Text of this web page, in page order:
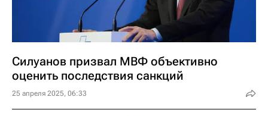
Силуанов призвал МВФ объективно
оценить последствия санкций
25 апреля 2025, 06:33